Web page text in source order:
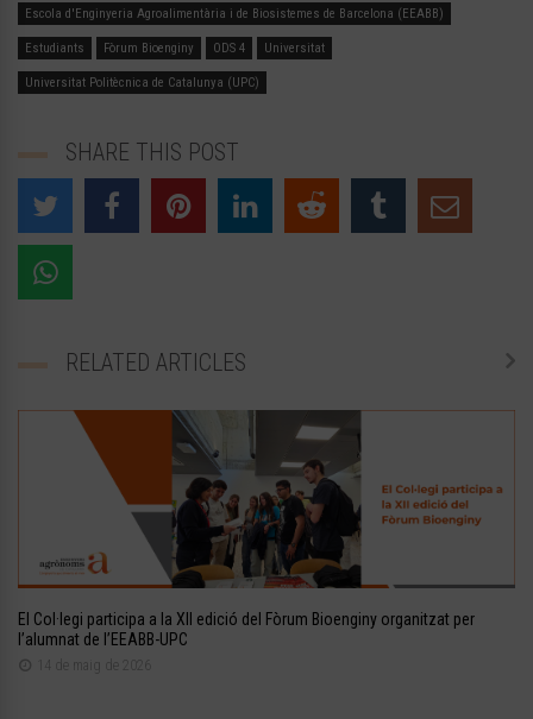
Escola d'Enginyeria Agroalimentària i de Biosistemes de Barcelona (EEABB)
Estudiants Fòrum Bioenginy ODS 4 Universitat
Universitat Politècnica de Catalunya (UPC)
SHARE THIS POST
RELATED ARTICLES
El Col·legi participa a la XII edició del Fòrum Bioenginy organitzat per
l’alumnat de l’EEABB-UPC
14 de maig de 2026